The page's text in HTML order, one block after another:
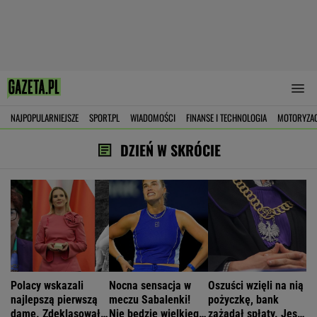
NAJPOPULARNIEJSZE SPORT.PL WIADOMOŚCI FINANSE I TECHNOLOGIA
DZIEŃ W SKRÓCIE
Polacy wskazali
najlepszą pierwszą
damę. Zdeklasowała
Nocna sensacja w
meczu Sabalenki!
Nie będzie wielkiego
Oszuści wzięli na nią
pożyczkę, bank
zażądał spłaty. Jest